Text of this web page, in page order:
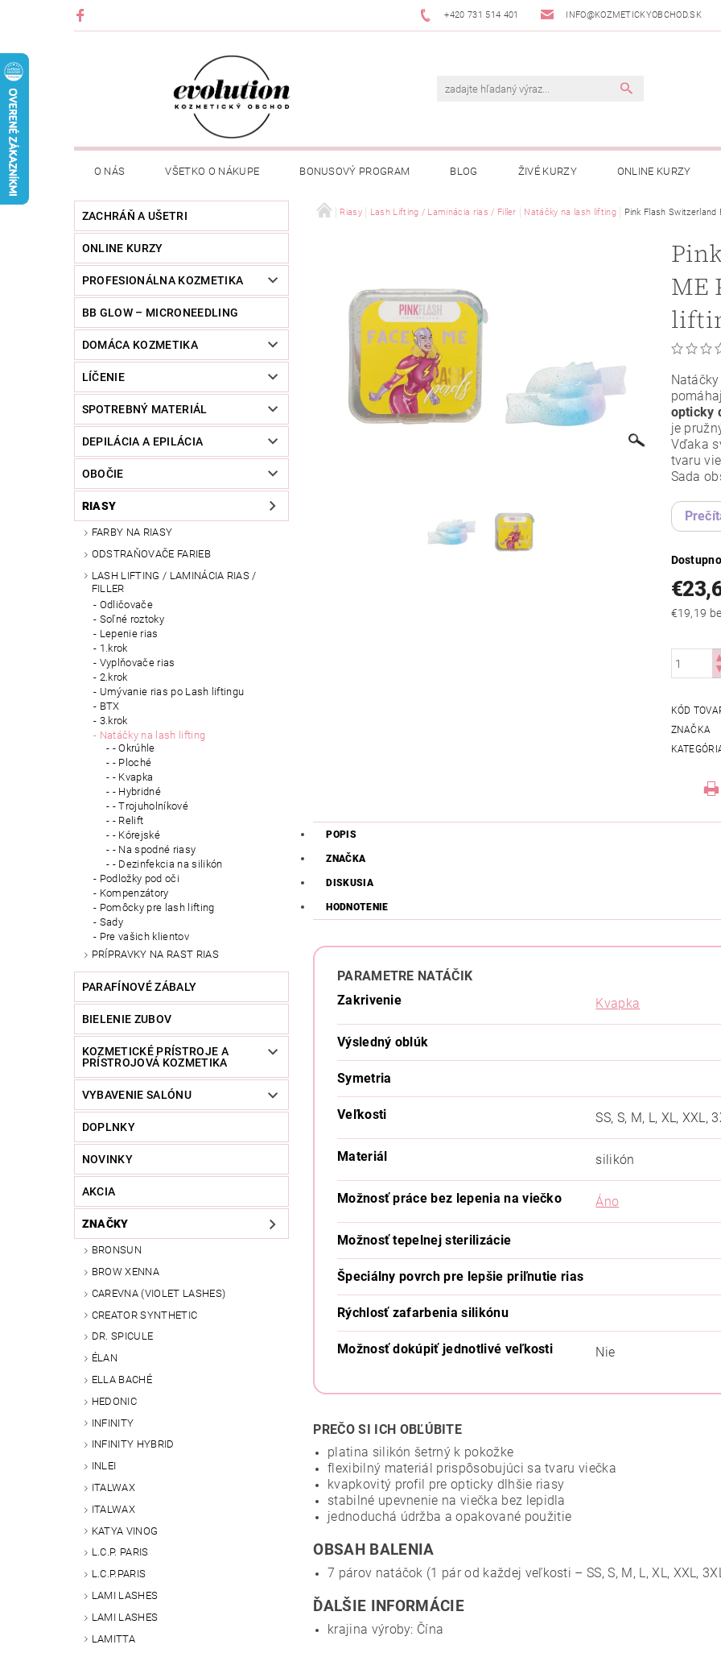
+420 731 514 401 INFO@KOZMETICKYOBCHOD.SK
O NÁS VŠETKO O NÁKUPE BONUSOVÝ PROGRAM BLOG ŽIVÉ KURZY ONLINE KURZY
ZACHRÁŇ A UŠETRI
ONLINE KURZY
PROFESIONÁLNA KOZMETIKA
BB GLOW – MICRONEEDLING
DOMÁCA KOZMETIKA
LÍČENIE
SPOTREBNÝ MATERIÁL
DEPILÁCIA A EPILÁCIA
OBOČIE
RIASY
FARBY NA RIASY
ODSTRAŇOVAČE FARIEB
LASH LIFTING / LAMINÁCIA RIAS /
FILLER
Odličovače
Soľné roztoky
Lepenie rias
1.krok
Vyplňovače rias
2.krok
Umývanie rias po Lash liftingu
BTX
3.krok
Natáčky na lash lifting
- Okrúhle
- Ploché
- Kvapka
- Hybridné
- Trojuholníkové
- Relift
- Kórejské
- Na spodné riasy
- Dezinfekcia na silikón
Podložky pod oči
Kompenzátory
Pomôcky pre lash lifting
Sady
Pre vašich klientov
PRÍPRAVKY NA RAST RIAS
PARAFÍNOVÉ ZÁBALY
BIELENIE ZUBOV
KOZMETICKÉ PRÍSTROJE A
PRÍSTROJOVÁ KOZMETIKA
VYBAVENIE SALÓNU
DOPLNKY
NOVINKY
AKCIA
ZNAČKY
BRONSUN
BROW XENNA
CAREVNA (VIOLET LASHES)
CREATOR SYNTHETIC
DR. SPICULE
ÉLAN
ELLA BACHÉ
HEDONIC
INFINITY
INFINITY HYBRID
INLEI
ITALWAX
ITALWAX
KATYA VINOG
L.C.P. PARIS
L.C.P.PARIS
LAMI LASHES
LAMI LASHES
LAMITTA
Riasy Lash Lifting / Laminácia rias / Filler Natáčky na lash lifting Pink Flash Switzerland
ME
opticky
je
Vďaka
tvaru
Sada
KÓD
ZNAČKA
POPIS
ZNAČKA
DISKUSIA
HODNOTENIE
PARAMETRE NATÁČIK
Zakrivenie
Kvapka
Výsledný oblúk
Symetria
Veľkosti SS, S, M, L, XL, XXL,
Materiál silikón
Možnosť práce bez lepenia na viečko Áno
Možnosť tepelnej sterilizácie
Špeciálny povrch pre lepšie priľnutie rias
Rýchlosť zafarbenia silikónu
Možnosť dokúpiť jednotlivé veľkosti Nie
PREČO SI ICH OBĽÚBITE
platina silikón šetrný k pokožke
flexibilný materiál prispôsobujúci sa tvaru viečka
kvapkovitý profil pre opticky dlhšie riasy
stabilné upevnenie na viečka bez lepidla
jednoduchá údržba a opakované použitie
OBSAH BALENIA
7 párov natáčok (1 pár od každej veľkosti – SS, S, M, L, XL, XXL,
ĎALŠIE INFORMÁCIE
krajina výroby: Čína